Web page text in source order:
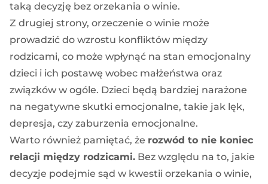
taką decyzję bez orzekania o winie.
Z drugiej strony, orzeczenie o winie może
prowadzić do wzrostu konfliktów między
rodzicami, co może wpłynąć na stan emocjonalny
dzieci i ich postawę wobec małżeństwa oraz
związków w ogóle. Dzieci będą bardziej narażone
na negatywne skutki emocjonalne, takie jak lęk,
depresja, czy zaburzenia emocjonalne.
Warto również pamiętać, że rozwód to nie koniec
relacji między rodzicami. Bez względu na to, jakie
decyzje podejmie sąd w kwestii orzekania o winie,